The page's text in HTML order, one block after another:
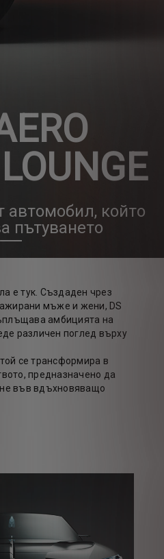
автомобил, който
пътуването
е тук. Създаден чрез
мъже и жени, DS
амбицията на
различен поглед върху
се трансформира в
предназначено да
във вдъхновяващо